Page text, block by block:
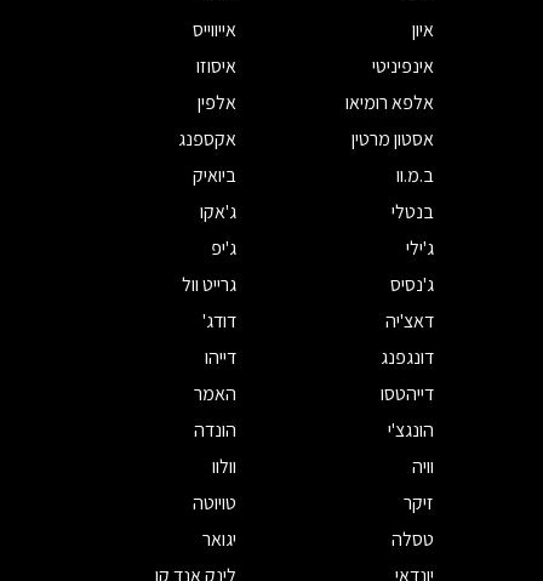
איון
אייווייס
אינפיניטי
איסוזו
אלפא רומיאו
אלפין
אסטון מרטין
אקספנג
ב.מ.וו
ביואיק
בנטלי
ג'אקו
ג'ילי
ג'יפ
ג'נסיס
גרייט וול
דאצ'יה
דודג'
דונגפנג
דייהו
דייהטסו
האמר
הונגצ'י
הונדה
וויה
וולוו
זיקר
טויוטה
טסלה
יגואר